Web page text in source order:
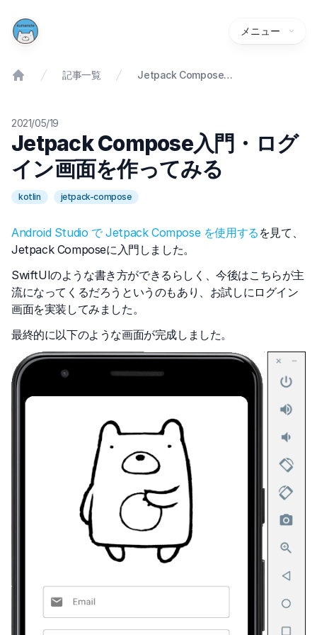
メニュー
記事一覧 Jetpack Compose入門・ログイン画面を作ってみる
2021/05/19
Jetpack Compose入門・ログ
イン画面を作ってみる
kotlin jetpack-compose
Android Studio で Jetpack Compose を使用する を見て、
Jetpack Composeに入門しました。
SwiftUIのような書き方ができるらしく、今後はこちらが主
流になってくるだろうというのもあり、お試しにログイン
画面を実装してみました。
最終的に以下のような画面が完成しました。